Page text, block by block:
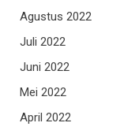
Agustus 2022
Juli 2022
Juni 2022
Mei 2022
April 2022